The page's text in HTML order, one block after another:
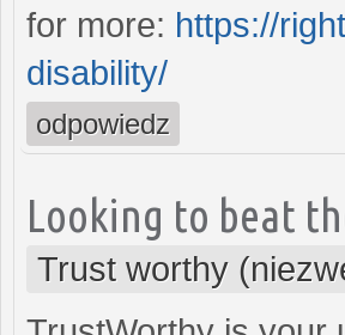
for more: https://
disability/
odpowiedz
Looking to beat
Trust worthy